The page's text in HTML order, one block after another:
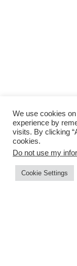
We use cookies
experience by
visits. By clicking
cookies.
Do not use my
Cookie Settings